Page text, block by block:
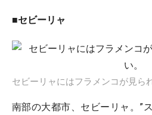
■セビーリャ
セビーリャにはフラメンコが見ら
南部の大都市、セビーリャ。”